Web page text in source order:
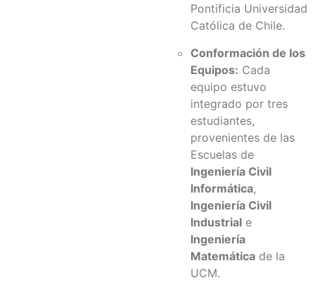
Pontificia Universidad
Católica de Chile.
Conformación de los
Equipos: Cada
equipo estuvo
integrado por tres
estudiantes,
provenientes de las
Escuelas de
Ingeniería Civil
Informática,
Ingeniería Civil
Industrial e
Ingeniería
Matemática de la
UCM.